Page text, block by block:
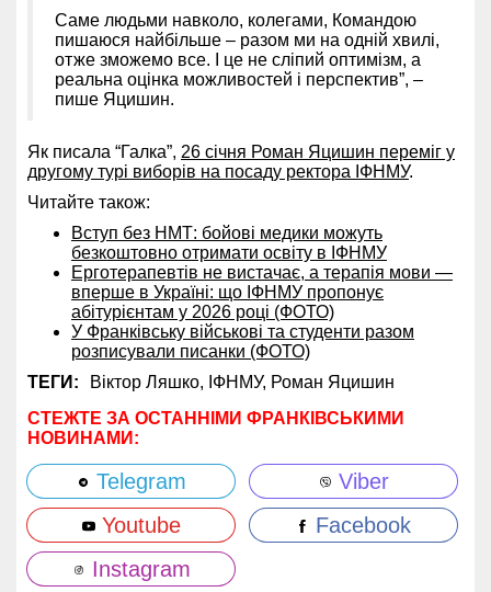
Саме людьми навколо, колегами, Командою
пишаюся найбільше – разом ми на одній хвилі,
отже зможемо все. І це не сліпий оптимізм, а
реальна оцінка можливостей і перспектив”, –
пише Яцишин.
Як писала “Галка”, 26 січня Роман Яцишин переміг у
другому турі виборів на посаду ректора ІФНМУ.
Читайте також:
Вступ без НМТ: бойові медики можуть
безкоштовно отримати освіту в ІФНМУ
Ерготерапевтів не вистачає, а терапія мови —
вперше в Україні: що ІФНМУ пропонує
абітурієнтам у 2026 році (ФОТО)
У Франківську військові та студенти разом
розписували писанки (ФОТО)
ТЕГИ:
Віктор Ляшко, ІФНМУ, Роман Яцишин
СТЕЖТЕ ЗА ОСТАННІМИ ФРАНКІВСЬКИМИ
НОВИНАМИ:
Telegram
Viber
Youtube
Facebook
Instagram